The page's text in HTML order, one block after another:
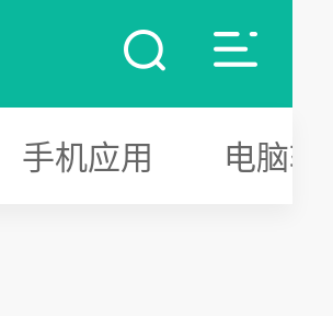
手机应用 电脑软件